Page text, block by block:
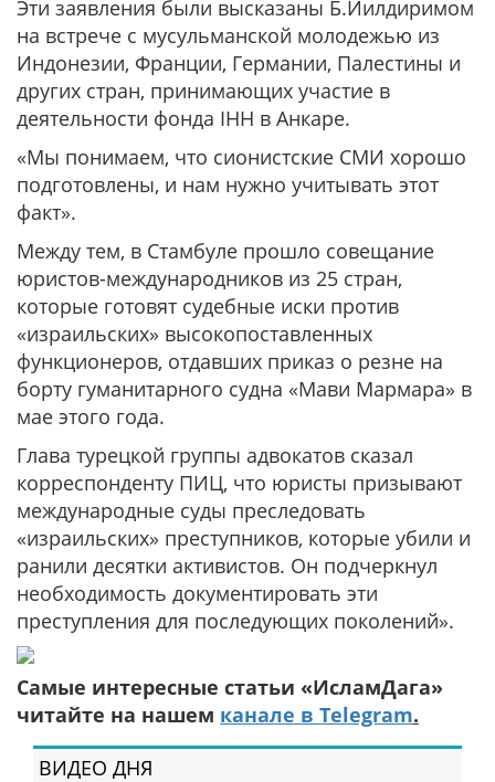
Эти заявления были высказаны Б.Йилдиримом
на встрече с мусульманской молодежью из
Индонезии, Франции, Германии, Палестины и
других стран, принимающих участие в
деятельности фонда IHH в Анкаре.
«Мы понимаем, что сионистские СМИ хорошо
подготовлены, и нам нужно учитывать этот
факт».
Между тем, в Стамбуле прошло совещание
юристов-международников из 25 стран,
которые готовят судебные иски против
«израильских» высокопоставленных
функционеров, отдавших приказ о резне на
борту гуманитарного судна «Мави Мармара» в
мае этого года.
Глава турецкой группы адвокатов сказал
корреспонденту ПИЦ, что юристы призывают
международные суды преследовать
«израильских» преступников, которые убили и
ранили десятки активистов. Он подчеркнул
необходимость документировать эти
преступления для последующих поколений».
Самые интересные статьи «ИсламДага»
читайте на нашем канале в Telegram.
ВИДЕО ДНЯ